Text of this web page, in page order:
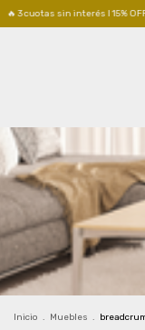
I 15% OFF abonando
Inicio . Muebles .